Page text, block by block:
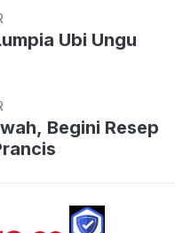
Ubi Ungu
Begini Resep